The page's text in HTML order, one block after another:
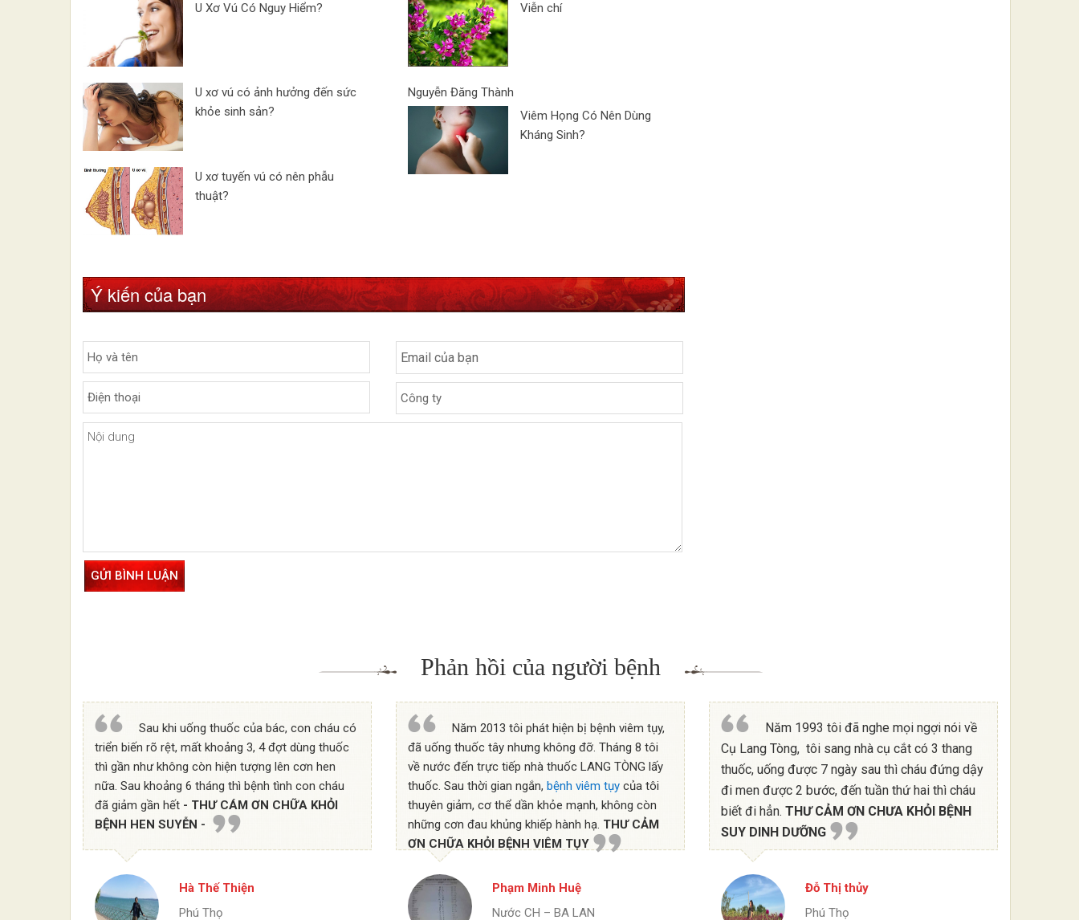
U Xơ Vú Có Nguy Hiểm?
U xơ vú có ảnh hưởng đến sức
khỏe sinh sản?
U xơ tuyến vú có nên phẫu
thuật?
Viễn chí
Nguyễn Đăng Thành
Viêm Họng Có Nên Dùng
Kháng Sinh?
Ý kiến của bạn
Phản hồi của người bệnh
Sau khi uống thuốc của bác, con cháu có
triển biến rõ rệt, mất khoảng 3, 4 đợt dùng thuốc
thì gần như không còn hiện tượng lên cơn hen
nữa. Sau khoảng 6 tháng thì bệnh tình con cháu
đã giảm gần hết - THƯ CÁM ƠN CHỮA KHỎI
BỆNH HEN SUYỄN -
Hà Thế Thiện
Phú Thọ
Năm 2013 tôi phát hiện bị bệnh viêm tụy,
đã uống thuốc tây nhưng không đỡ. Tháng 8 tôi
về nước đến trực tiếp nhà thuốc LANG TÒNG lấy
thuốc. Sau thời gian ngắn, bệnh viêm tụy của tôi
thuyên giảm, cơ thể dần khỏe mạnh, không còn
những cơn đau khủng khiếp hành hạ. THƯ CẢM
ƠN CHỮA KHỎI BỆNH VIÊM TỤY
Phạm Minh Huệ
Nước CH – BA LAN
Năm 1993 tôi đã nghe mọi ngợi nói về
Cụ Lang Tòng, tôi sang nhà cụ cắt có 3 thang
thuốc, uống được 7 ngày sau thì cháu đứng dậy
đi men được 2 bước, đến tuần thứ hai thì cháu
biết đi hẳn. THƯ CẢM ƠN CHƯA KHỎI BỆNH
SUY DINH DƯỠNG
Đỗ Thị thủy
Phú Thọ